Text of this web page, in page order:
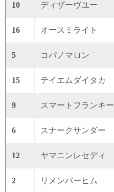
10 ディザーヴユー
16 オースミライト
5 コパノマロン
15 テイエムダイタカ
9 スマートフランキー
6 スナークサンダー
12 ヤマニンレセディ
2 リメンバーヒム